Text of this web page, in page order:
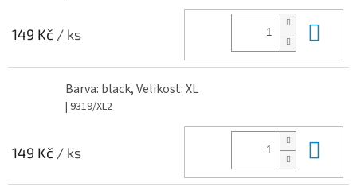
149 Kč / ks
Barva: black, Velikost: XL
| 9319/XL2
149 Kč / ks